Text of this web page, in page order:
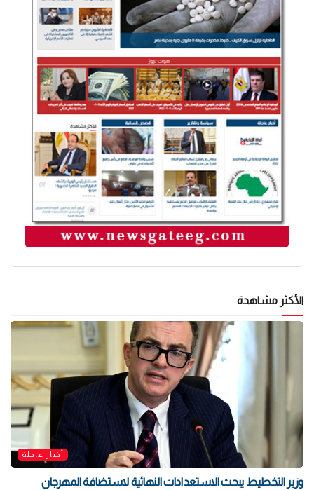
الأكثر مشاهدة
أخبار عاجلة
وزير التخطيط يبحث الاستعدادات النهائية لاستضافة المهرجان